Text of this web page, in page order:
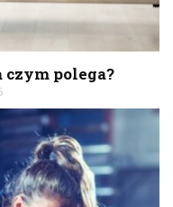
czym polega?